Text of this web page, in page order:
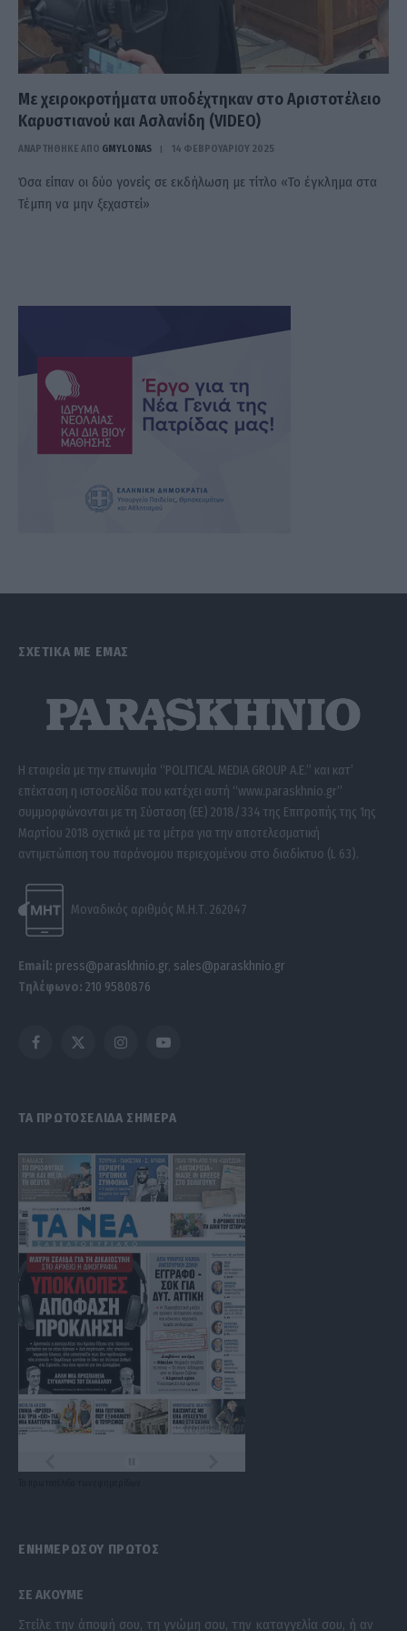
Με χειροκροτήματα υποδέχτηκαν στο Αριστοτέλειο
Καρυστιανού και Ασλανίδη (VIDEO)
ΑΝΑΡΤΗΘΗΚΕ ΑΠΟ GMYLONAS 14 ΦΕΒΡΟΥΑΡΊΟΥ 2025
Όσα είπαν οι δύο γονείς σε εκδήλωση με τίτλο «Το έγκλημα στα
Τέμπη να μην ξεχαστεί»
ΣΧΕΤΙΚΑ ΜΕ ΕΜΑΣ
Η εταιρεία με την επωνυμία “POLITICAL MEDIA GROUP A.E.” και κατ’
επέκταση η ιστοσελίδα που κατέχει αυτή “www.paraskhnio.gr”
συμμορφώνονται με τη Σύσταση (ΕΕ) 2018/334 της Επιτροπής της 1ης
Μαρτίου 2018 σχετικά με τα μέτρα για την αποτελεσματική
αντιμετώπιση του παράνομου περιεχομένου στο διαδίκτυο (L 63).
Μοναδικός αριθμός Μ.Η.Τ. 262047
Email: press@paraskhnio.gr, sales@paraskhnio.gr
Τηλέφωνο: 210 9580876
Facebook
X
InstagramYouTube
ΤΑ ΠΡΩΤΟΣΕΛΙΔΑ ΣΗΜΕΡΑ
ΕΝΗΜΕΡΩΣΟΥ ΠΡΩΤΟΣ
ΣΕ ΑΚΟΥΜΕ
Στείλε την άποψή σου, τη γνώμη σου, την καταγγελία σου, ή αν